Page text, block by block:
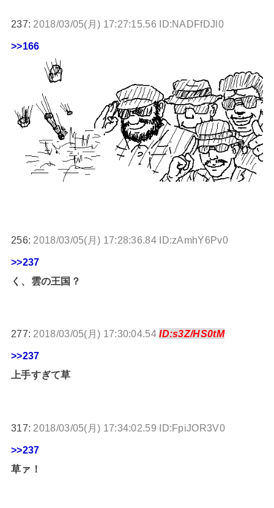
237: 2018/03/05(月) 17:27:15.56 ID:NADFfDJl0
>>166
256: 2018/03/05(月) 17:28:36.84 ID:zAmhY6Pv0
>>237
く、雲の王国？
277: 2018/03/05(月) 17:30:04.54ID:s3Z/HS0tM
>>237
上手すぎて草
317: 2018/03/05(月) 17:34:02.59 ID:FpiJOR3V0
>>237
草ァ！